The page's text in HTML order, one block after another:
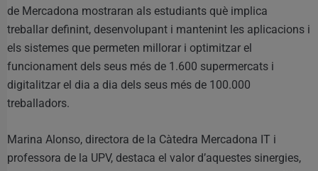
de Mercadona mostraran als estudiants què implica
treballar definint, desenvolupant i mantenint les aplicacions i
els sistemes que permeten millorar i optimitzar el
funcionament dels seus més de 1.600 supermercats i
digitalitzar el dia a dia dels seus més de 100.000
treballadors.
Marina Alonso, directora de la Càtedra Mercadona IT i
professora de la UPV, destaca el valor d’aquestes sinergies,